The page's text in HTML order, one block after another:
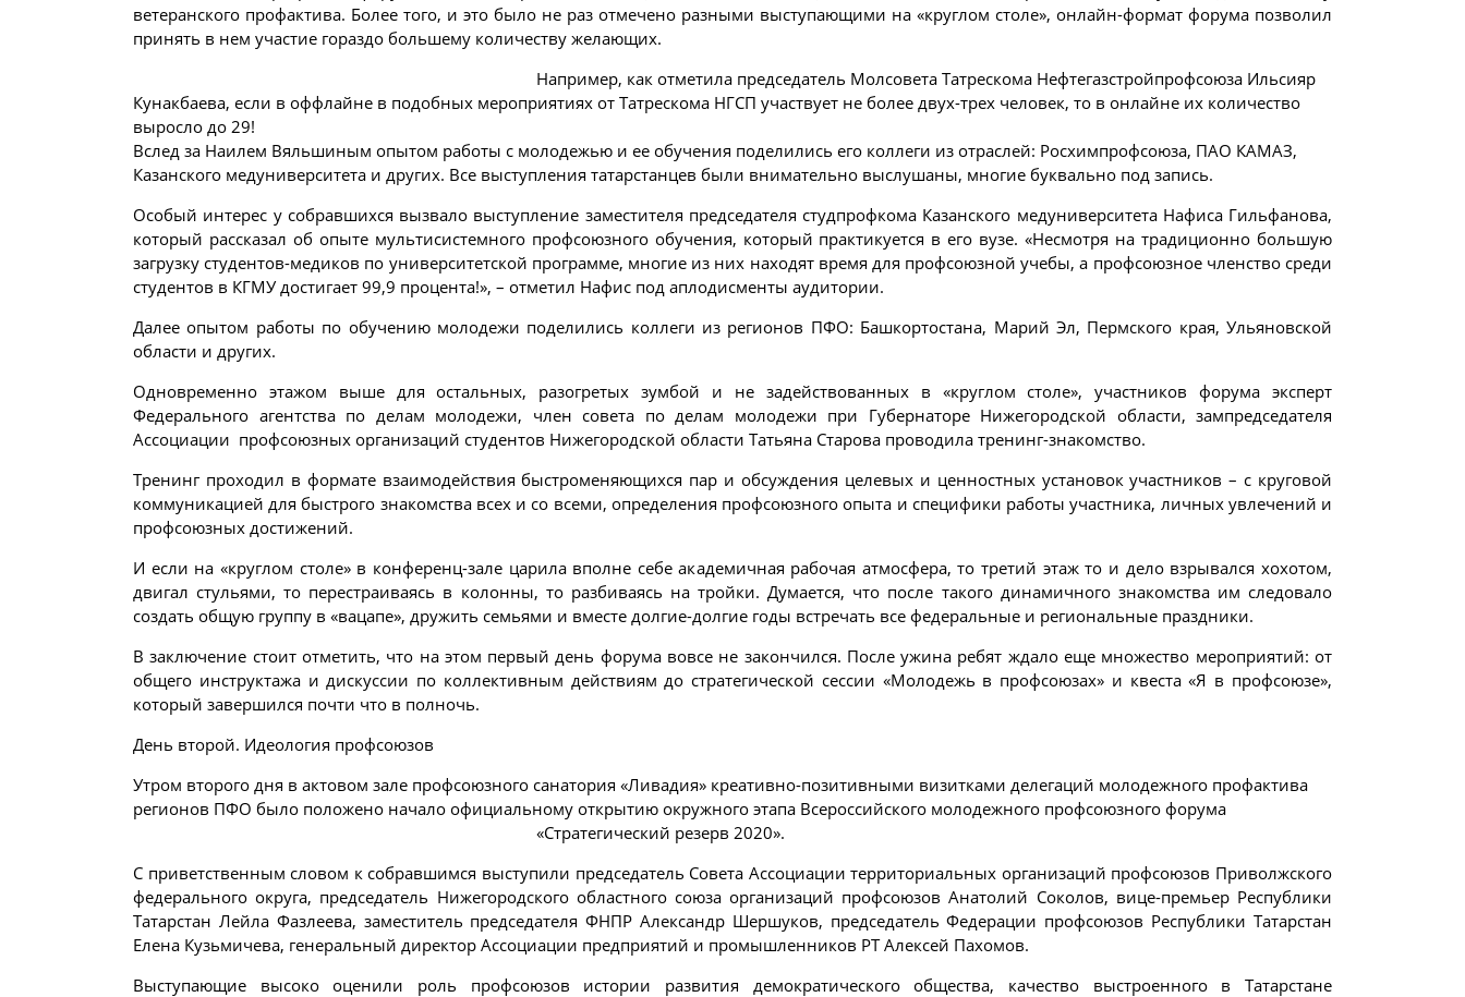
ветеранского профактива. Более того, и это было не раз отмечено разными выступающими на «круглом столе», онлайн-формат форума позволил
принять в нем участие гораздо большему количеству желающих.
Например, как отметила председатель Молсовета Татрескома Нефтегазстройпрофсоюза Ильсияр
Кунакбаева, если в оффлайне в подобных мероприятиях от Татрескома НГСП участвует не более двух-трех человек, то в онлайне их количество
выросло до 29!
Вслед за Наилем Вяльшиным опытом работы с молодежью и ее обучения поделились его коллеги из отраслей: Росхимпрофсоюза, ПАО КАМАЗ,
Казанского медуниверситета и других. Все выступления татарстанцев были внимательно выслушаны, многие буквально под запись.
Особый интерес у собравшихся вызвало выступление заместителя председателя студпрофкома Казанского медуниверситета Нафиса Гильфанова,
который рассказал об опыте мультисистемного профсоюзного обучения, который практикуется в его вузе. «Несмотря на традиционно большую
загрузку студентов-медиков по университетской программе, многие из них находят время для профсоюзной учебы, а профсоюзное членство среди
студентов в КГМУ достигает 99,9 процента!», – отметил Нафис под аплодисменты аудитории.
Далее опытом работы по обучению молодежи поделились коллеги из регионов ПФО: Башкортостана, Марий Эл, Пермского края, Ульяновской
области и других.
Одновременно этажом выше для остальных, разогретых зумбой и не задействованных в «круглом столе», участников форума эксперт
Федерального агентства по делам молодежи, член совета по делам молодежи при Губернаторе Нижегородской области, зампредседателя
Ассоциации профсоюзных организаций студентов Нижегородской области Татьяна Старова проводила тренинг-знакомство.
Тренинг проходил в формате взаимодействия быстроменяющихся пар и обсуждения целевых и ценностных установок участников – с круговой
коммуникацией для быстрого знакомства всех и со всеми, определения профсоюзного опыта и специфики работы участника, личных увлечений и
профсоюзных достижений.
И если на «круглом столе» в конференц-зале царила вполне себе академичная рабочая атмосфера, то третий этаж то и дело взрывался хохотом,
двигал стульями, то перестраиваясь в колонны, то разбиваясь на тройки. Думается, что после такого динамичного знакомства им следовало
создать общую группу в «вацапе», дружить семьями и вместе долгие-долгие годы встречать все федеральные и региональные праздники.
В заключение стоит отметить, что на этом первый день форума вовсе не закончился. После ужина ребят ждало еще множество мероприятий: от
общего инструктажа и дискуссии по коллективным действиям до стратегической сессии «Молодежь в профсоюзах» и квеста «Я в профсоюзе»,
который завершился почти что в полночь.
День второй. Идеология профсоюзов
Утром второго дня в актовом зале профсоюзного санатория «Ливадия» креативно-позитивными визитками делегаций молодежного профактива
регионов ПФО было положено начало официальному открытию окружного этапа Всероссийского молодежного профсоюзного форума
«Стратегический резерв 2020».
С приветственным словом к собравшимся выступили председатель Совета Ассоциации территориальных организаций профсоюзов Приволжского
федерального округа, председатель Нижегородского областного союза организаций профсоюзов Анатолий Соколов, вице-премьер Республики
Татарстан Лейла Фазлеева, заместитель председателя ФНПР Александр Шершуков, председатель Федерации профсоюзов Республики Татарстан
Елена Кузьмичева, генеральный директор Ассоциации предприятий и промышленников РТ Алексей Пахомов.
Выступающие высоко оценили роль профсоюзов истории развития демократического общества, качество выстроенного в Татарстане